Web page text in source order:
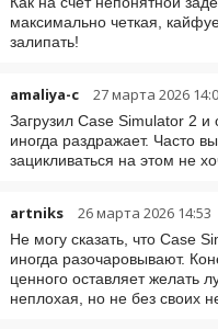
максимально четкая,
залипать!
amaliya-c 27 марта 2026
Загрузил Case Simulator 2
иногда раздражает. Часто
зацикливаться на этом не
artniks 26 марта 2026 14:53
Не могу сказать, что Case
иногда разочаровывают.
ценного оставляет желать
неплохая, но не без своих